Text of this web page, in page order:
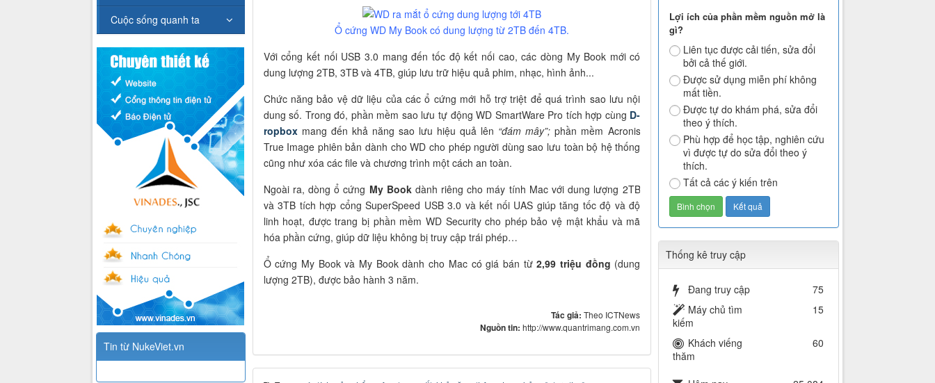
Ổ cứng WD My Book có dung lượng từ 2TB đến 4TB.
Với cổng kết nối USB 3.0 mang đến tốc độ kết nối cao, các dòng My Book mới có
dung lượng 2TB, 3TB và 4TB, giúp lưu trữ hiệu quả phim, nhạc, hình ảnh...
Chức năng bảo vệ dữ liệu của các ổ cứng mới hỗ trợ triệt để quá trình sao lưu nội
dung số. Trong đó, phần mềm sao lưu tự động WD SmartWare Pro tích hợp cùng D-
ropboxmang đến khả năng sao lưu hiệu quả lên “đám mây”; phần mềm Acronis
True Image phiên bản dành cho WD cho phép người dùng sao lưu toàn bộ hệ thống
cũng như xóa các file và chương trình một cách an toàn.
Ngoài ra, dòng ổ cứng My Bookdành riêng cho máy tính Mac với dung lượng 2TB
và 3TB tích hợp cổng SuperSpeed USB 3.0 và kết nối UAS giúp tăng tốc độ và độ
linh hoạt, được trang bị phần mềm WD Security cho phép bảo vệ mật khẩu và mã
hóa phần cứng, giúp dữ liệu không bị truy cập trái phép…
Ổ cứng My Book và My Book dành cho Mac có giá bán từ2,99 triệu đồng (dung
lượng 2TB), được bảo hành 3 năm.
Tác giả:Theo ICTNews
Nguồn tin:http://www.quantrimang.com.vn
Lợi ích của phần mềm nguồn mở là
gì?
Liên tục được cải tiến, sửa đổi
bởi cả thế giới.
Được sử dụng miễn phí không
mất tiền.
Được tự do khám phá, sửa đổi
theo ý thích.
Phù hợp để học tập, nghiên cứu
vì được tự do sửa đổi theo ý
thích.
Tất cả các ý kiến trên
Thống kê truy cập
Đang truy cập
75
Máy chủ tìm
kiếm
15
Khách viếng
thăm
60
Cuộc sống quanh ta
Tin từ NukeViet.vn